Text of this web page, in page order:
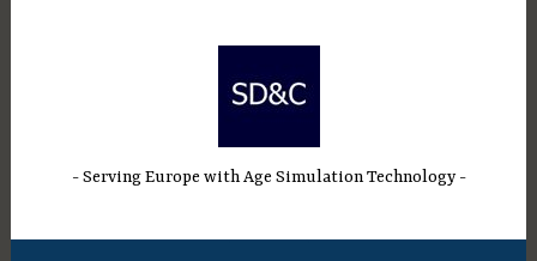
Serving Europe with Age Simulation Technology